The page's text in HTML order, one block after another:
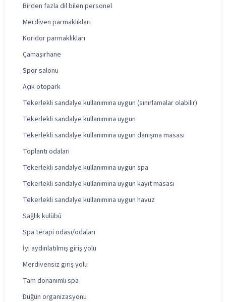
Birden fazla dil bilen personel
Merdiven parmaklıkları
Koridor parmaklıkları
Çamaşırhane
Spor salonu
Açık otopark
Tekerlekli sandalye kullanımına uygun (sınırlamalar olabilir)
Tekerlekli sandalye kullanımına uygun
Tekerlekli sandalye kullanımına uygun danışma masası
Toplantı odaları
Tekerlekli sandalye kullanımına uygun spa
Tekerlekli sandalye kullanımına uygun kayıt masası
Tekerlekli sandalye kullanımına uygun havuz
Sağlık kulübü
Spa terapi odası/odaları
İyi aydınlatılmış giriş yolu
Merdivensiz giriş yolu
Tam donanımlı spa
Düğün organizasyonu